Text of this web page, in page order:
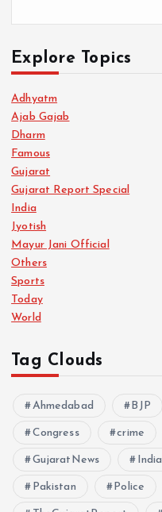
Explore Topics
Adhyatm
Ajab Gajab
Dharm
Famous
Gujarat
Gujarat Report Special
India
Jyotish
Mayur Jani Official
Others
Sports
Today
World
Tag Clouds
Ahmedabad BJP
Congress crime
GujaratNews India
Pakistan Police